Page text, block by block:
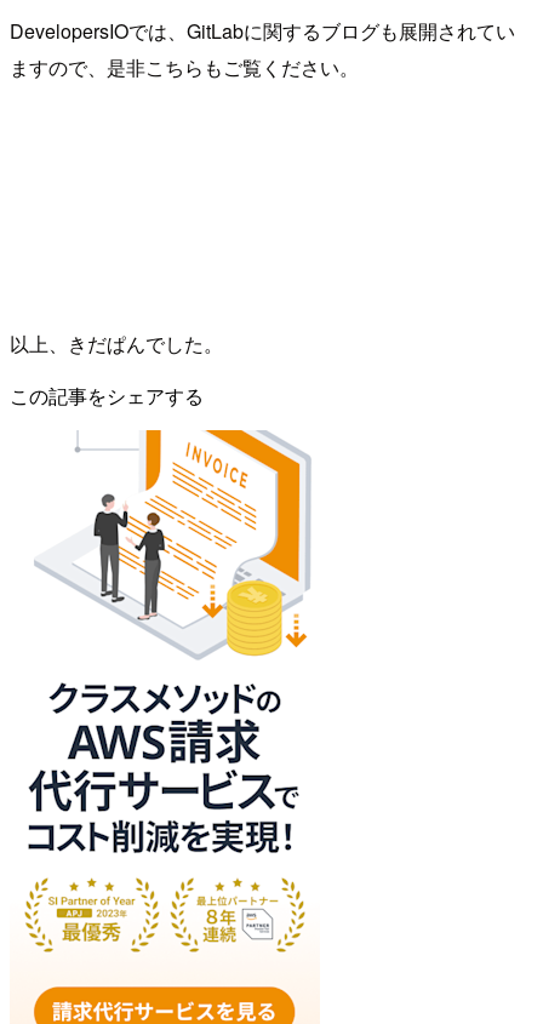
DevelopersIOでは、GitLabに関するブログも展開されてい
ますので、是非こちらもご覧ください。
以上、きだぱんでした。
この記事をシェアする